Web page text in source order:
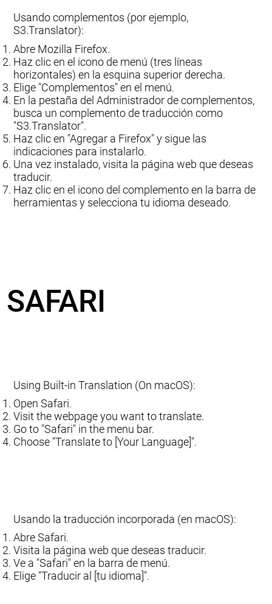
Usando complementos (por ejemplo,
S3.Translator):
Abre Mozilla Firefox.
Haz clic en el icono de menú (tres líneas
horizontales) en la esquina superior derecha.
Elige "Complementos" en el menú.
En la pestaña del Administrador de complementos,
busca un complemento de traducción como
"S3.Translator".
Haz clic en "Agregar a Firefox" y sigue las
indicaciones para instalarlo.
Una vez instalado, visita la página web que deseas
traducir.
Haz clic en el icono del complemento en la barra de
herramientas y selecciona tu idioma deseado.
SAFARI
Using Built-in Translation (On macOS):
Open Safari.
Visit the webpage you want to translate.
Go to "Safari" in the menu bar.
Choose "Translate to [Your Language]".
Usando la traducción incorporada (en macOS):
Abre Safari.
Visita la página web que deseas traducir.
Ve a "Safari" en la barra de menú.
Elige "Traducir al [tu idioma]".